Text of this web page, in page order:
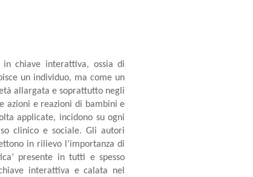
in chiave interattiva, ossia di
un individuo, ma come un
allargata e soprattutto negli
azioni e reazioni di bambini e
applicate, incidono su ogni
clinico e sociale. Gli autori
in rilievo l’importanza di
presente in tutti e spesso
interattiva e calata nel